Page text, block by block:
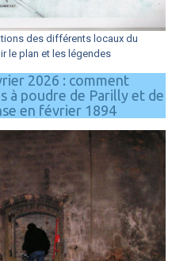
des différents locaux du
le plan et les légendes
2026 : comment
à poudre de Parilly et de
en février 1894